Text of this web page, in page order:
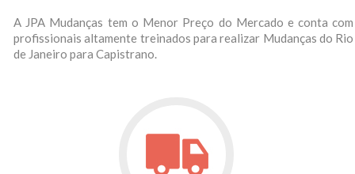
A JPA Mudanças tem o Menor Preço do Mercado e conta com
profissionais altamente treinados para realizar Mudanças do Rio
de Janeiro para Capistrano.